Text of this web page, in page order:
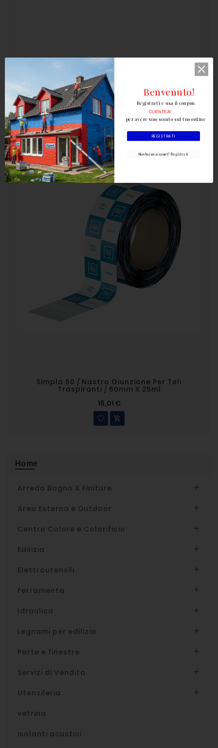
Rialzo Per Portapilastro Rothoblaas /
Mm.60x60x20 / Zincato
1,76 €
Simpla 60 / Nastro Giunzione Per Teli
Traspiranti / 60mm X 25ml
16,01 €

Home
Arredo Bagno & Finiture 
Area Esterna e Outdoor 
Centro Colore e Colorificio 
Edilizia 
Elettroutensili 
Ferramenta 
Idraulica 
Legnami per edilizia 
Porte e finestre 
Servizi di Vendita 
Utensileria 
vetrina
isolanti acustici
REGISTRATI
Non hai un account? Registrati
Registrati e usa il coupon
per avere uno sconto sul tuo ordine
CLIENTE26
Benvenuto!